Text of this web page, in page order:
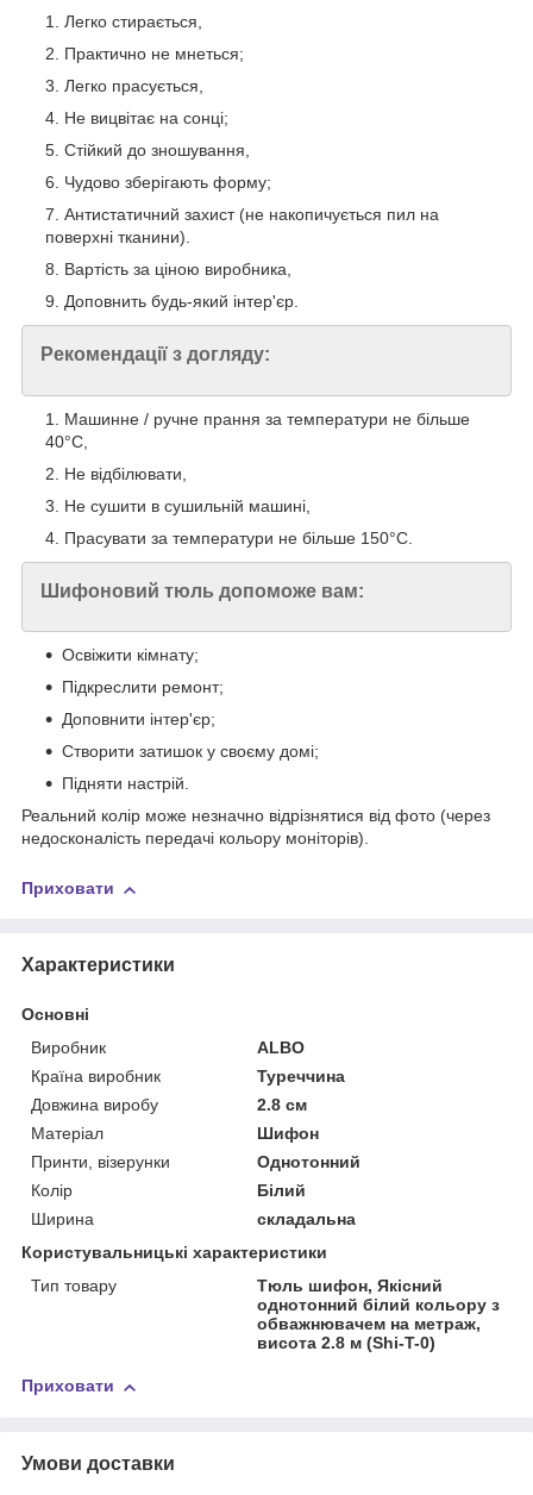
Легко стирається,
Практично не мнеться;
Легко прасується,
Не вицвітає на сонці;
Стійкий до зношування,
Чудово зберігають форму;
Антистатичний захист (не накопичується пил на
поверхні тканини).
Вартість за ціною виробника,
Доповнить будь-який інтер'єр.
Рекомендації з догляду:
Машинне / ручне прання за температури не більше
40°C,
Не відбілювати,
Не сушити в сушильній машині,
Прасувати за температури не більше 150°C.
Шифоновий тюль допоможе вам:
Освіжити кімнату;
Підкреслити ремонт;
Доповнити інтер'єр;
Створити затишок у своєму домі;
Підняти настрій.
Реальний колір може незначно відрізнятися від фото (через
недосконалість передачі кольору моніторів).
Приховати
Характеристики
Основні
Виробник
ALBO
Країна виробник
Туреччина
Довжина виробу
2.8 см
Матеріал
Шифон
Принти, візерунки
Однотонний
Колір
Білий
Ширина
складальна
Користувальницькі характеристики
Тип товару
Тюль шифон, Якісний
однотонний білий кольору з
обважнювачем на метраж,
висота 2.8 м (Shi-T-0)
Приховати
Умови доставки